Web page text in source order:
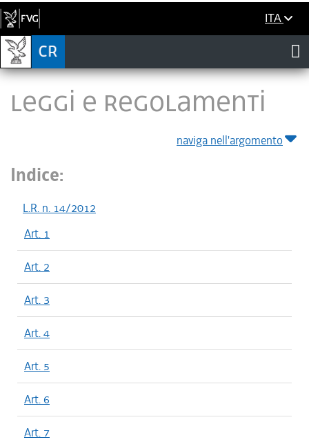
ITA
LEGGI E REGOLAMENTI
naviga nell'argomento
Indice:
L.R. n. 14/2012
Art. 1
Art. 2
Art. 3
Art. 4
Art. 5
Art. 6
Art. 7